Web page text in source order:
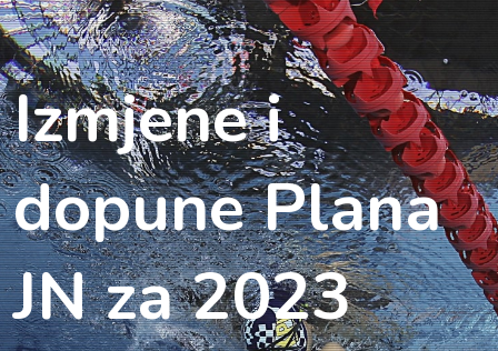
Izmjene i
dopune Plana
JN za 2023